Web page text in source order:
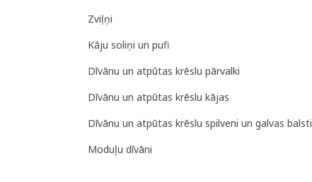
Zviļņi
Kāju soliņi un pufi
Dīvānu un atpūtas krēslu pārvalki
Dīvānu un atpūtas krēslu kājas
Dīvānu un atpūtas krēslu spilveni un galvas balsti
Moduļu dīvāni